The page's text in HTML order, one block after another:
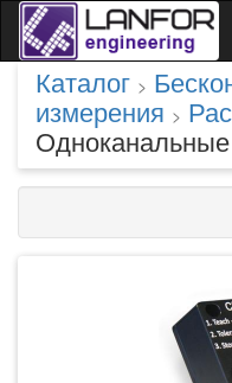
Каталог >
измерения >